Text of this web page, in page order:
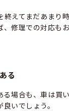
終えてまだあまり
修理での対応もお
る
る場合も、車は買
いでしょう。